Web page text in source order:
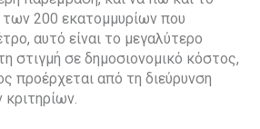
200 εκατομμυρίων που
αυτό είναι το μεγαλύτερο
στιγμή σε δημοσιονομικό κόστος,
προέρχεται από τη διεύρυνση